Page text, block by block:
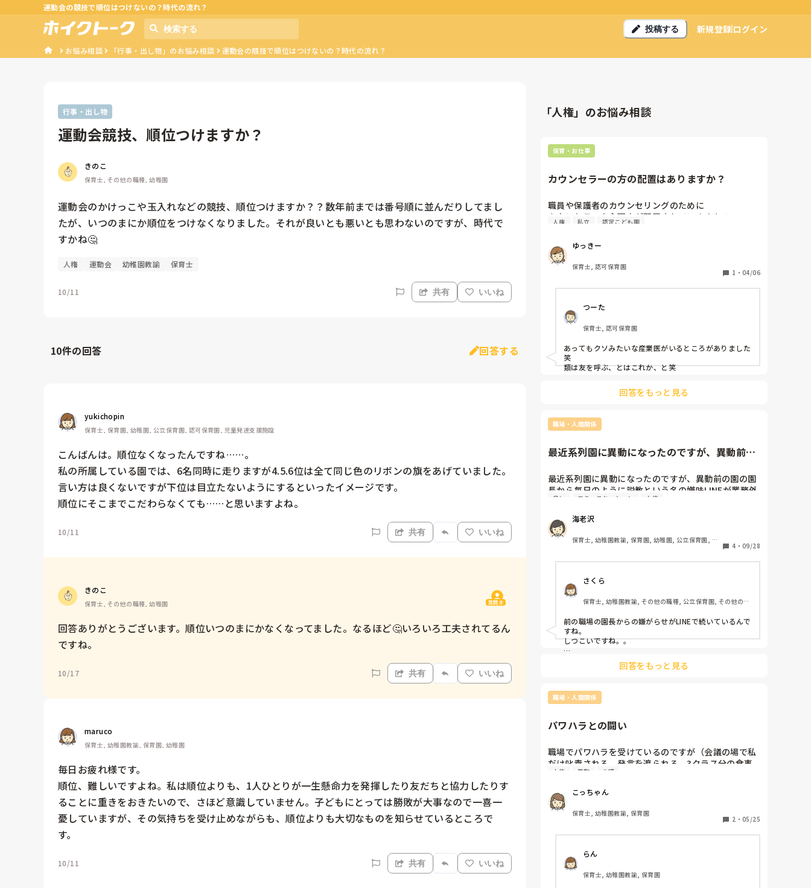
運動会の競技で順位はつけないの？時代の流れ？
投稿する 新規登録ログイン
お悩み相談 「行事・出し物」のお悩み相談 運動会の競技で順位はつけないの？時代の流れ？
行事・出し物
運動会競技、順位つけますか？
きのこ
保育士, その他の職種, 幼稚園
運動会のかけっこや玉入れなどの競技、順位つけますか？？数年前までは番号順に並んだりしてまし
たが、いつのまにか順位をつけなくなりました。それが良いとも悪いとも思わないのですが、時代で
すかね🤔
人権 運動会 幼稚園教諭 保育士
10/11 共有 いいね
10件の回答 回答する
yukichopin
保育士, 保育園, 幼稚園, 公立保育園, 認可保育園, 児童発達支援施設
こんばんは。順位なくなったんですね……。
私の所属している園では、6名同時に走りますが4.5.6位は全て同じ色のリボンの旗をあげていました。
言い方は良くないですが下位は目立たないようにするといったイメージです。
順位にそこまでこだわらなくても……と思いますよね。
10/11 共有 いいね
きのこ
保育士, その他の職種, 幼稚園 質問主
回答ありがとうございます。順位いつのまにかなくなってました。なるほど🤔いろいろ工夫されてるん
ですね。
10/17 共有 いいね
maruco
保育士, 幼稚園教諭, 保育園, 幼稚園
毎日お疲れ様です。
順位、難しいですよね。私は順位よりも、1人ひとりが一生懸命力を発揮したり友だちと協力したりす
ることに重きをおきたいので、さほど意識していません。子どもにとっては勝敗が大事なので一喜一
憂していますが、その気持ちを受け止めながらも、順位よりも大切なものを知らせているところで
す。
10/11 共有 いいね
「人権」のお悩み相談
保育・お仕事
カウンセラーの方の配置はありますか？
職員や保護者のカウンセリングのために
人権 私立 認定こども園
ゆっきー
保育士, 認可保育園
1 ・ 04/06
つーた
保育士, 認可保育園
あってもクソみたいな産業医がいるところがありました
笑
類は友を呼ぶ、とはこれか、と笑
回答をもっと見る
職場・人間関係
最近系列園に異動になったのですが、異動前の
最近系列園に異動になったのですが、異動前の園の園
長から毎日のように説教という名の嫌味LINEが業務外
時間に送られてきます。
内容はあなたは〇〇も出来なくてうちの園の恥だとか
他の先生に迷惑だとか、人格否定をするものばかりで
す。私が以前の園で全く仕事をしなかった等ならわか
りますが、同僚たちとはコミュニケーションを取りな
がらしっかりと仕事をしてきましたし、雑用なども人
のは何となく感じており、私にのみ厳しい様子ではあ
りました。異動の際も同じく異動になった先生方の顔
だけをみて優しく立派なことを仰っていましたが、私
には厳しいことばかりでした。ようやくそれも終わる
と思っていたら、今度はLINEで正直病んできておりま
す。新しい職場の方はとてもいい方たちですが、辞め
ようか迷っております。
脅し コミュニケーション 人権
海老沢
保育士, 幼稚園教諭, 保育園, 幼稚園, 公立保育園, 認
4 ・ 09/28
さくら
保育士, 幼稚園教諭, その他の職種, 公立保育園, その他の職
前の職場の園長からの嫌がらせがLINEで続いているんで
すね。
しつこいですね。。
にゃんびさんも書いていましたが、まずはしっかりと証
拠を残しておくのが大切だと思います。
にゃんびさんに付け加えて…
なるべく、ご家族や信頼できる友人にも、嫌がらせの内
です。
回答をもっと見る
職場・人間関係
パワハラとの闘い
職場でパワハラを受けているのですが（会議の場で私
だけ叱責される、発言を遮られる、3クラス分の食事
介助を1人で任される、今後の進退についての話を園
今までパワハラを受けて第三者機関を使ったり直接本
部に訴えかけるなど、パワハラと向き合った方がいま
せんか？
人権 異動 会議
こっちゃん
保育士, 幼稚園教諭, 保育園
2 ・ 05/25
らん
保育士, 幼稚園教諭, 保育園